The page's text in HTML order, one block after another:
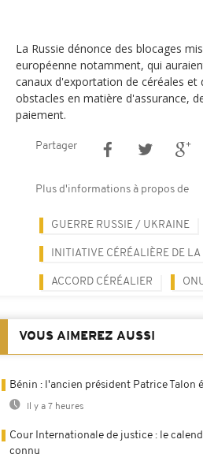
La Russie dénonce des blocages
européenne notamment, qui
canaux d'exportation de céréales et
obstacles en matière d'assurance,
paiement.
Partager
Plus d'informations à propos de
GUERRE RUSSIE / UKRAINE
INITIATIVE CÉRÉALIÈRE DE
ACCORD CÉRÉALIER
VOUS AIMEREZ AUSSI
Bénin : l'ancien président Patrice Talon
Il y a 7 heures
Cour Internationale de justice : le
connu